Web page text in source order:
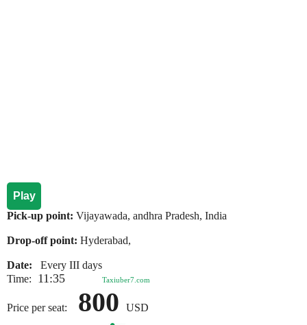
Play
Pick-up point: Vijayawada, andhra Pradesh, India
Drop-off point: Hyderabad,
Date:
Every III days
Time:
11:35 Taxiuber7.com
Price per seat: 800 USD